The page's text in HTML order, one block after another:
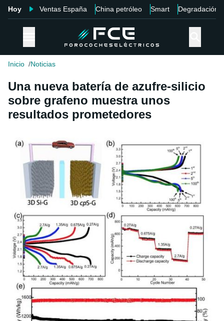
Hoy Ventas España China petróleo Smart Degradación
Inicio Noticias
Una nueva batería de azufre-silicio
sobre grafeno muestra unos
resultados prometedores